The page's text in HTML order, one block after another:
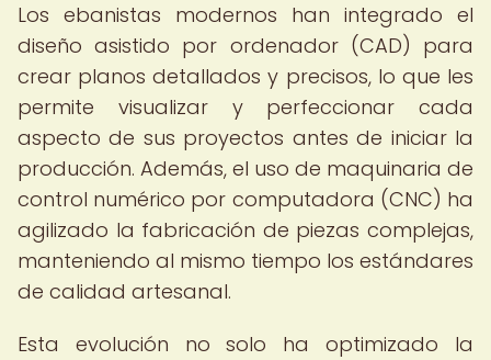
Los ebanistas modernos han integrado el
diseño asistido por ordenador (CAD) para
crear planos detallados y precisos, lo que les
permite visualizar y perfeccionar cada
aspecto de sus proyectos antes de iniciar la
producción. Además, el uso de maquinaria de
control numérico por computadora (CNC) ha
agilizado la fabricación de piezas complejas,
manteniendo al mismo tiempo los estándares
de calidad artesanal.
Esta evolución no solo ha optimizado la